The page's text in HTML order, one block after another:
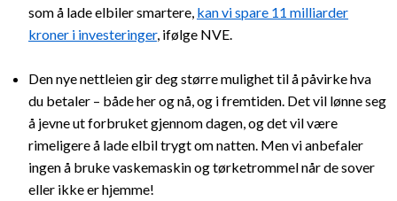
som å lade elbiler smartere, kan vi spare 11 milliarder
kroner i investeringer, ifølge NVE.
Den nye nettleien gir deg større mulighet til å påvirke hva
du betaler – både her og nå, og i fremtiden. Det vil lønne seg
å jevne ut forbruket gjennom dagen, og det vil være
rimeligere å lade elbil trygt om natten. Men vi anbefaler
ingen å bruke vaskemaskin og tørketrommel når de sover
eller ikke er hjemme!